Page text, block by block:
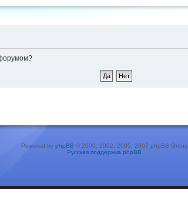
Powered by phpBB © 2000, 2002, 2005, 2007 phpBB Group
Русская поддержка phpBB